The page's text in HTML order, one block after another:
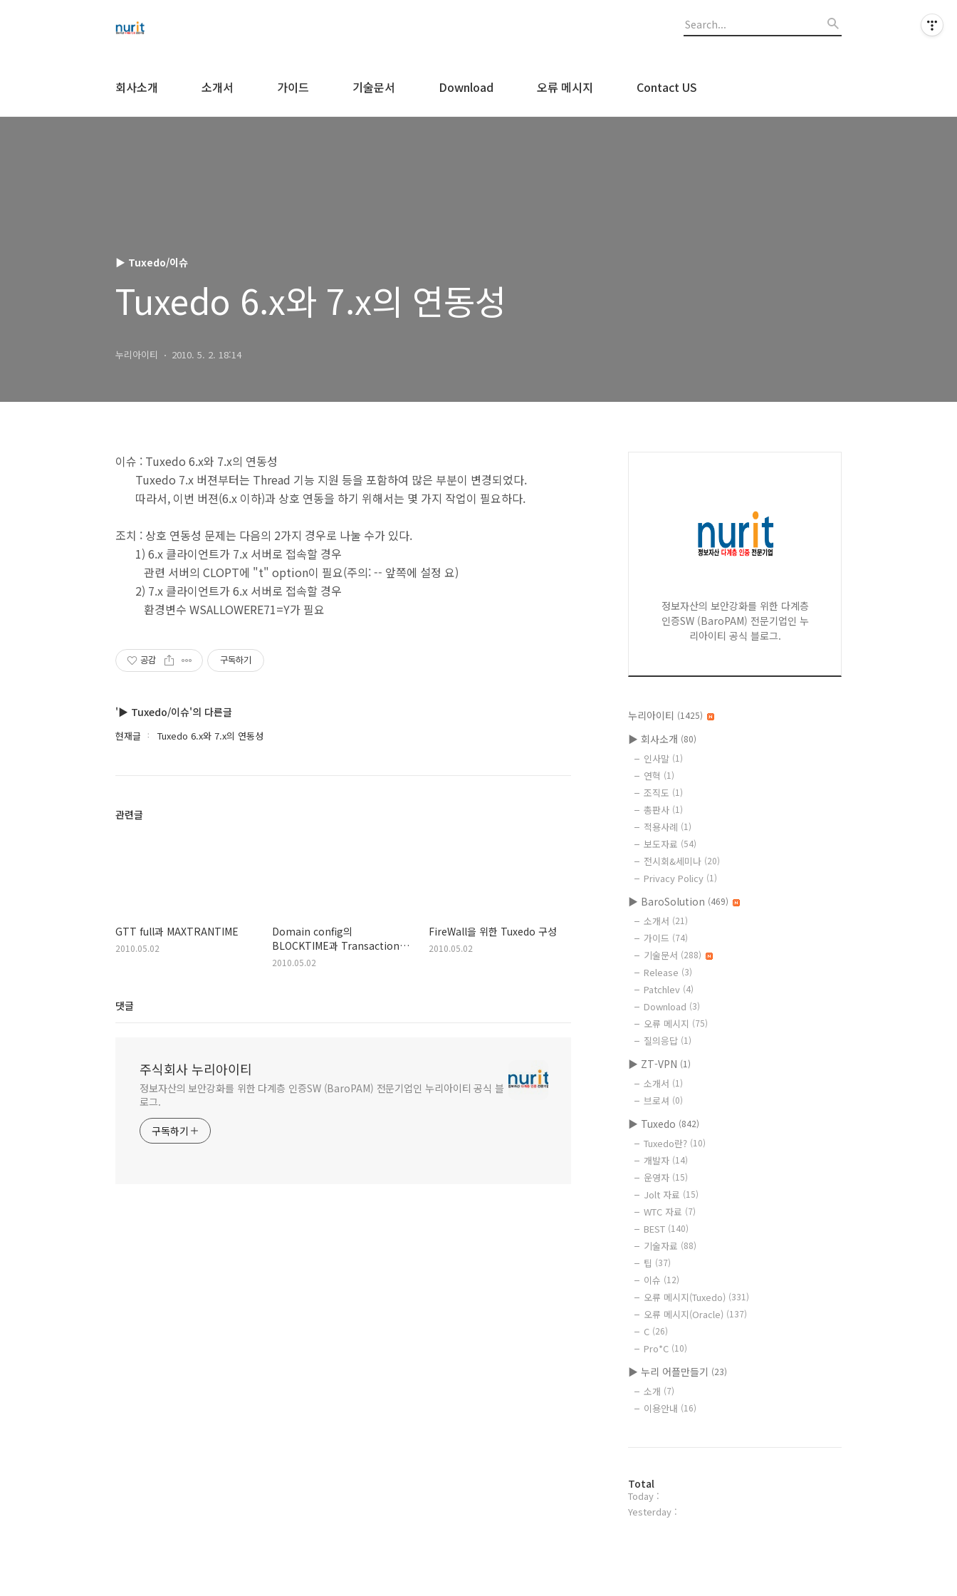
회사소개 소개서 가이드 기술문서 Download 오류 메시지 Contact US
▶ Tuxedo/이슈
Tuxedo 6.x와 7.x의 연동성
누리아이티 2010. 5. 2. 18:14
이슈 : Tuxedo 6.x와 7.x의 연동성
Tuxedo 7.x 버젼부터는 Thread 기능 지원 등을 포함하여 많은 부분이 변경되었다.
따라서, 이번 버젼(6.x 이하)과 상호 연동을 하기 위해서는 몇 가지 작업이 필요하다.
조치 : 상호 연동성 문제는 다음의 2가지 경우로 나눌 수가 있다.
1) 6.x 클라이언트가 7.x 서버로 접속할 경우
관련 서버의 CLOPT에 "t" option이 필요(주의: -- 앞쪽에 설정 요)
2) 7.x 클라이언트가 6.x 서버로 접속할 경우
환경변수 WSALLOWERE71=Y가 필요
공감 구독하기
'▶ Tuxedo/이슈'의 다른글
현재글 Tuxedo 6.x와 7.x의 연동성
관련글
GTT full과 MAXTRANTIME
2010.05.02
Domain config의
BLOCKTIME과 Transaction
timeout의 관계
2010.05.02
FireWall을 위한 Tuxedo 구성
2010.05.02
댓글
주식회사 누리아이티
정보자산의 보안강화를 위한 다계층 인증SW (BaroPAM) 전문기업인 누리아이티 공식 블
로그.
구독하기
정보자산의 보안강화를 위한 다계층
인증SW (BaroPAM) 전문기업인 누
리아이티 공식 블로그.
누리아이티 (1425)
▶ 회사소개 (80)
인사말 (1)
연혁 (1)
조직도 (1)
총판사 (1)
적용사례 (1)
보도자료 (54)
전시회&세미나 (20)
Privacy Policy (1)
▶ BaroSolution (469)
소개서 (21)
가이드 (74)
기술문서 (288)
Release (3)
Patchlev (4)
Download (3)
오류 메시지 (75)
질의응답 (1)
▶ ZT-VPN (1)
소개서 (1)
브로셔 (0)
▶ Tuxedo (842)
Tuxedo란? (10)
개발자 (14)
운영자 (15)
Jolt 자료 (15)
WTC 자료 (7)
BEST (140)
기술자료 (88)
팁 (37)
이슈 (12)
오류 메시지(Tuxedo) (331)
오류 메시지(Oracle) (137)
C (26)
Pro*C (10)
▶ 누리 어플만들기 (23)
소개 (7)
이용안내 (16)
방
문
자
Total
Today :
Yesterday :